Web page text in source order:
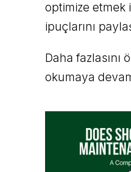
optimize etmek
ipuçlarını
Daha fazlasını
okumaya